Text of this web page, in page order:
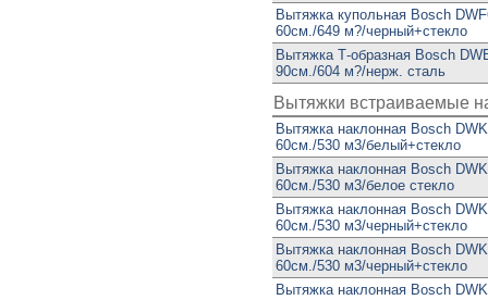
Вытяжка купольная Bosch
60см./649 м?/черный+стекло
Вытяжка Т-образная Bosch
90см./604 м?/нерж. сталь
Вытяжки встраиваемые
Вытяжка наклонная Bosch
60см./530 м3/белый+стекло
Вытяжка наклонная Bosch
60см./530 м3/белое стекло
Вытяжка наклонная Bosch
60см./530 м3/черный+стекло
Вытяжка наклонная Bosch
60см./530 м3/черный+стекло
Вытяжка наклонная Bosch